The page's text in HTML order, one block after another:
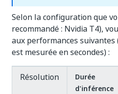
Selon la configuration que
recommandé : Nvidia T4),
aux performances
est mesurée en secondes) :
Résolution
Durée
d'inférence